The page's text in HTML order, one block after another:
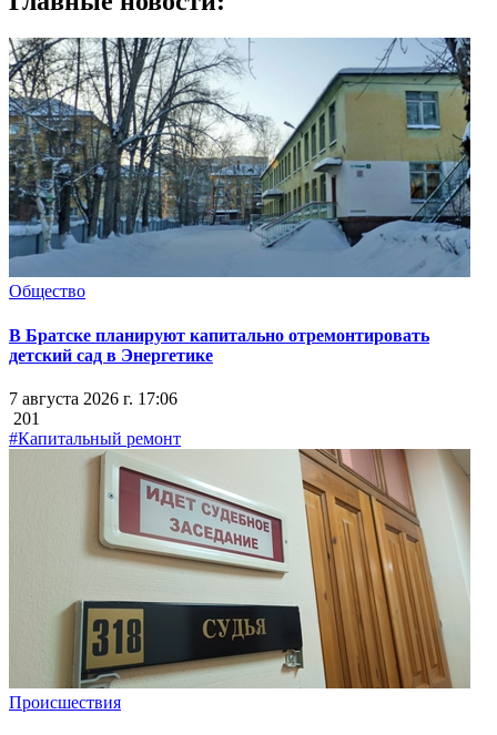
Общество
В Братске планируют капитально отремонтировать
детский сад в Энергетике
7 августа 2026 г. 17:06
201
#Капитальный ремонт
Происшествия